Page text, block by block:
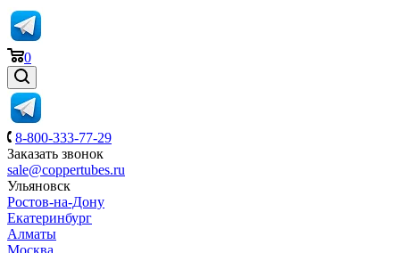
0
8-800-333-77-29
Заказать звонок
sale@coppertubes.ru
Ульяновск
Ростов-на-Дону
Екатеринбург
Алматы
Москва